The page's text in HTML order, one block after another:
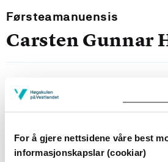
For å gjere nettsidene våre best
informasjonskapslar (cookiar)
Førsteamanuensis
Carsten Gunnar
Bergen